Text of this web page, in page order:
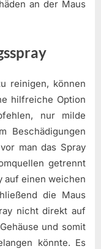
an der Maus
reinigen, können
hilfreiche Option
nur milde
Beschädigungen
man das Spray
getrennt
auf einen weichen
die Maus
nicht direkt auf
und somit
könnte. Es